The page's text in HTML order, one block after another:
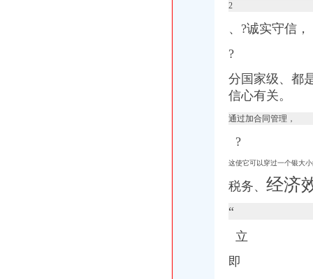
2
、?诚实守信，
?
分国家级、都
信心有关。
通过加合同管理，
?
这使它可以穿过一个银大
税务、 经济
“
立
即